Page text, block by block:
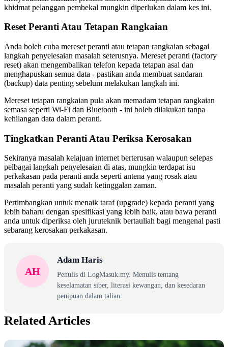
khidmat pelanggan pembekal mungkin diperlukan dalam kes ini.
Reset Peranti Atau Tetapan Rangkaian
Anda boleh cuba mereset peranti atau tetapan rangkaian sebagai
langkah penyelesaian masalah seterusnya. Mereset peranti (factory
reset) akan mengembalikan telefon kepada tetapan asal dan
menghapuskan semua data - pastikan anda membuat sandaran
(backup) data penting sebelum melakukan langkah ini.
Mereset tetapan rangkaian pula akan memadam tetapan rangkaian
semasa seperti Wi-Fi dan Bluetooth - ini boleh dilakukan tanpa
kehilangan data dalam peranti.
Tingkatkan Peranti Atau Periksa Kerosakan
Sekiranya masalah kelajuan internet berterusan walaupun selepas
pelbagai langkah penyelesaian di atas, mungkin terdapat isu
perkakasan pada peranti anda seperti antena yang rosak atau
masalah peranti yang sudah ketinggalan zaman.
Pertimbangkan untuk menaik taraf (upgrade) kepada peranti yang
lebih baharu dengan spesifikasi yang lebih baik, atau bawa peranti
anda untuk diperiksa oleh juruteknik bertauliah bagi mengenal pasti
sebarang kerosakan perkakasan.
AH
Adam Haris
Penulis di LogMasuk.my. Menulis tentang
keselamatan siber, literasi kewangan, dan kesedaran
penipuan dalam talian.
Related Articles